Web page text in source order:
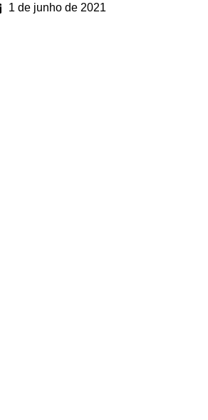
1 de junho de 2021